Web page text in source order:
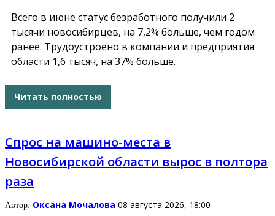
Всего в июне статус безработного получили 2
тысячи новосибирцев, на 7,2% больше, чем годом
ранее. Трудоустроено в компании и предприятия
области 1,6 тысяч, на 37% больше.
Читать полностью
Спрос на машино-места в
Новосибирской области вырос в полтора
раза
Автор: Оксана Мочалова 08 августа 2026, 18:00